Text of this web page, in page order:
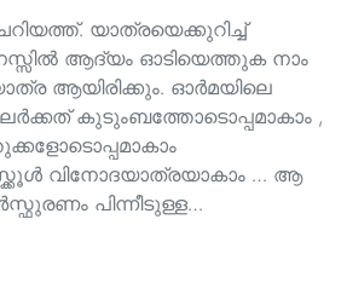
യാത്രയെക്കുറിച്ച്
ആദ്യം ഓടിയെത്തുക നാം
ആയിരിക്കും. ഓർമയിലെ
കുടുംബത്തോടൊപ്പമാകാം ,
വിനോദയാത്രയാകാം … ആ
പിന്നീടുള്ള…